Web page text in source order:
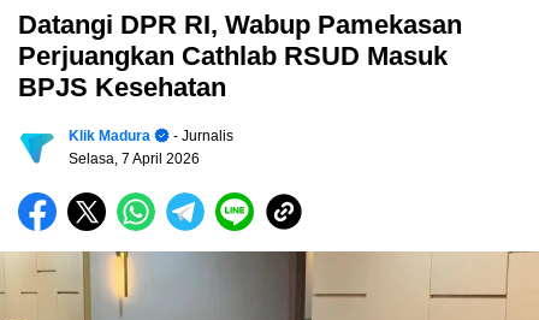
Datangi DPR RI, Wabup Pamekasan
Perjuangkan Cathlab RSUD Masuk
BPJS Kesehatan
Klik Madura
- Jurnalis
Selasa, 7 April 2026